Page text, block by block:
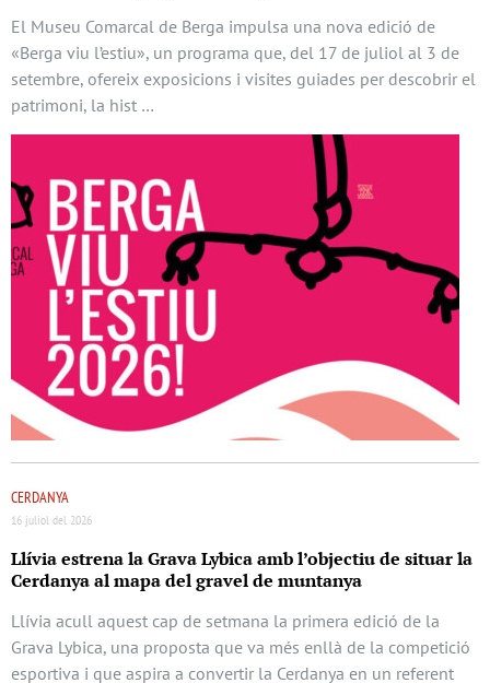
El Museu Comarcal de Berga impulsa una nova edició de
«Berga viu l’estiu», un programa que, del 17 de juliol al 3 de
setembre, ofereix exposicions i visites guiades per descobrir el
patrimoni, la hist …
CERDANYA
16 juliol del 2026
Llívia estrena la Grava Lybica amb l’objectiu de situar la
Cerdanya al mapa del gravel de muntanya
Llívia acull aquest cap de setmana la primera edició de la
Grava Lybica, una proposta que va més enllà de la competició
esportiva i que aspira a convertir la Cerdanya en un referent